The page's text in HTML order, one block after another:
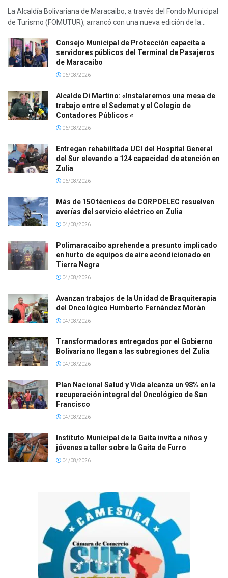
La Alcaldía Bolivariana de Maracaibo, a través del Fondo Municipal
de Turismo (FOMUTUR), arrancó con una nueva edición de la...
Consejo Municipal de Protección capacita a
servidores públicos del Terminal de Pasajeros
de Maracaibo
06/08/2026
Alcalde Di Martino: «Instalaremos una mesa de
trabajo entre el Sedemat y el Colegio de
Contadores Públicos «
06/08/2026
Entregan rehabilitada UCI del Hospital General
del Sur elevando a 124 capacidad de atención en
Zulia
06/08/2026
Más de 150 técnicos de CORPOELEC resuelven
averías del servicio eléctrico en Zulia
04/08/2026
Polimaracaibo aprehende a presunto implicado
en hurto de equipos de aire acondicionado en
Tierra Negra
04/08/2026
Avanzan trabajos de la Unidad de Braquiterapia
del Oncológico Humberto Fernández Morán
04/08/2026
Transformadores entregados por el Gobierno
Bolivariano llegan a las subregiones del Zulia
04/08/2026
Plan Nacional Salud y Vida alcanza un 98% en la
recuperación integral del Oncológico de San
Francisco
04/08/2026
Instituto Municipal de la Gaita invita a niños y
jóvenes a taller sobre la Gaita de Furro
04/08/2026